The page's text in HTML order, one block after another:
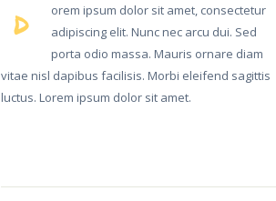
D
orem ipsum dolor sit amet, consectetur
adipiscing elit. Nunc nec arcu dui. Sed
porta odio massa. Mauris ornare diam
vitae nisl dapibus facilisis. Morbi eleifend sagittis
luctus. Lorem ipsum dolor sit amet.